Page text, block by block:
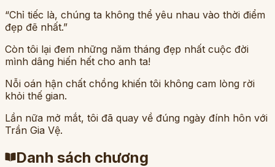
“Chỉ tiếc là, chúng ta không thể yêu nhau vào thời điểm
đẹp đẽ nhất.”
Còn tôi lại đem những năm tháng đẹp nhất cuộc đời
mình dâng hiến hết cho anh ta!
Nỗi oán hận chất chồng khiến tôi không cam lòng rời
khỏi thế gian.
Lần nữa mở mắt, tôi đã quay về đúng ngày đính hôn với
Trần Gia Vệ.
Danh sách chương